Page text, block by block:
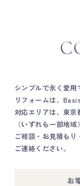
シンプルで永く愛
リフォームは、Basis
対応エリアは、東
（いずれも一部地域
ご相談・お見積も
ご連絡ください。
お